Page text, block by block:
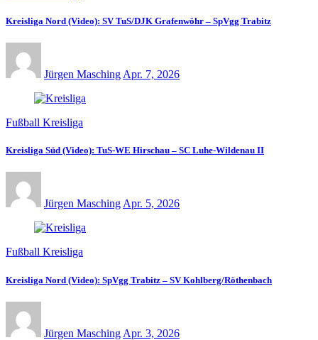
Kreisliga Nord (Video): SV TuS/DJK Grafenwöhr – SpVgg Trabitz
Jürgen Masching Apr. 7, 2026
Fußball Kreisliga
Kreisliga Süd (Video): TuS-WE Hirschau – SC Luhe-Wildenau II
Jürgen Masching Apr. 5, 2026
Fußball Kreisliga
Kreisliga Nord (Video): SpVgg Trabitz – SV Kohlberg/Röthenbach
Jürgen Masching Apr. 3, 2026